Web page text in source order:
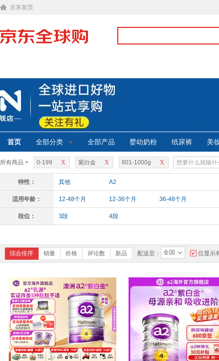
京东首页
首页 全部分类 全部产品 婴幼奶粉 纸尿裤 美
所有商品 > X
0-199 X
紫白金 X
801-1000g
特性： 其他 A2
适用年龄： 12-48个月 12-36个月 36-48个月
段位： 3段 4段
综合排序 销量 价格 评论数 新品 配送至： 全国 仅显示